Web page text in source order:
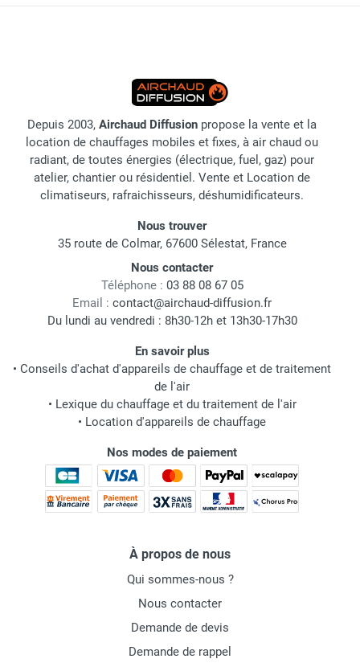
Depuis 2003, Airchaud Diffusion propose la vente et la
location de chauffages mobiles et fixes, à air chaud ou
radiant, de toutes énergies (électrique, fuel, gaz) pour
atelier, chantier ou résidentiel. Vente et Location de
climatiseurs, rafraichisseurs, déshumidificateurs.
Nous trouver
35 route de Colmar, 67600 Sélestat, France
Nous contacter
Téléphone : 03 88 08 67 05
Email : contact@airchaud-diffusion.fr
Du lundi au vendredi : 8h30-12h et 13h30-17h30
En savoir plus
• Conseils d'achat d'appareils de chauffage et de traitement
de l'air
• Lexique du chauffage et du traitement de l'air
• Location d'appareils de chauffage
Nos modes de paiement
À propos de nous
Qui sommes-nous ?
Nous contacter
Demande de devis
Demande de rappel